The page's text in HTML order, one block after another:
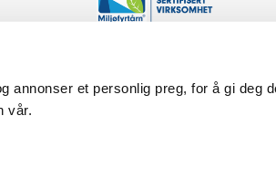
annonser et personlig preg, for å gi deg
vår.